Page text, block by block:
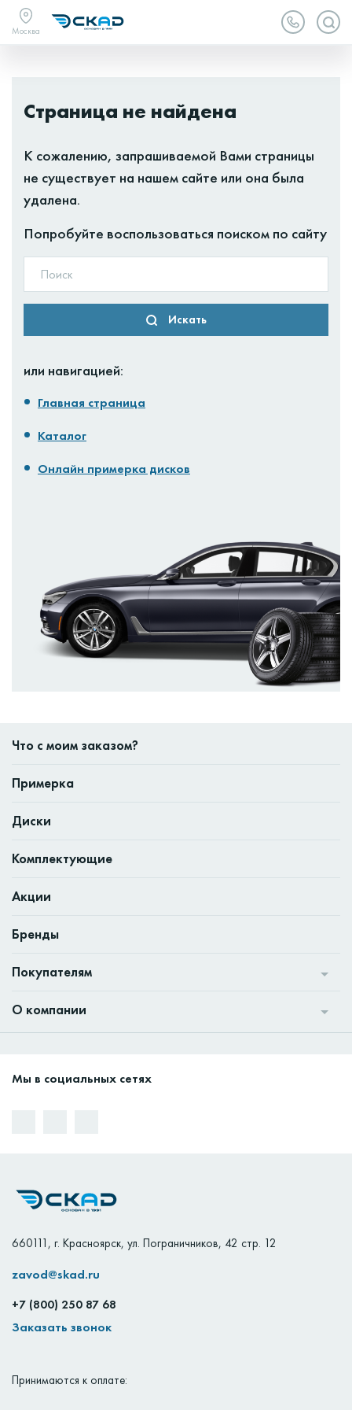
Москва
Страница не найдена
К сожалению, запрашиваемой Вами страницы
не существует на нашем сайте или она была
удалена.
Попробуйте воспользоваться поиском по сайту
Искать
или навигацией:
Главная страница
Каталог
Онлайн примерка дисков
660111 , г. Красноярск, ул. Пограничников, 42 стр. 12
zavod@skad.ru
+7 (800) 250 87 68
Заказать звонок
Что с моим заказом?
Примерка
Диски
Комплектующие
Акции
Бренды
Покупателям
О компании
Мы в социальных сетях
Принимаются к оплате: